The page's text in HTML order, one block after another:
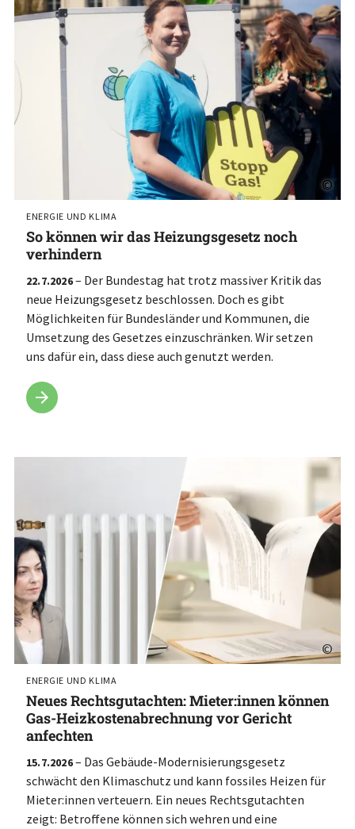
©
So können wir das Heizungsgesetz noch
verhindern
ENERGIE UND KLIMA
22.7.2026– Der Bundestag hat trotz massiver Kritik das
neue Heizungsgesetz beschlossen. Doch es gibt
Möglichkeiten für Bundesländer und Kommunen, die
Umsetzung des Gesetzes einzuschränken. Wir setzen
uns dafür ein, dass diese auch genutzt werden.
©
Neues Rechtsgutachten: Mieter:innen können
Gas-Heizkostenabrechnung vor Gericht
anfechten
ENERGIE UND KLIMA
15.7.2026– Das Gebäude-Modernisierungsgesetz
schwächt den Klimaschutz und kann fossiles Heizen für
Mieter:innen verteuern. Ein neues Rechtsgutachten
zeigt: Betroffene können sich wehren und eine